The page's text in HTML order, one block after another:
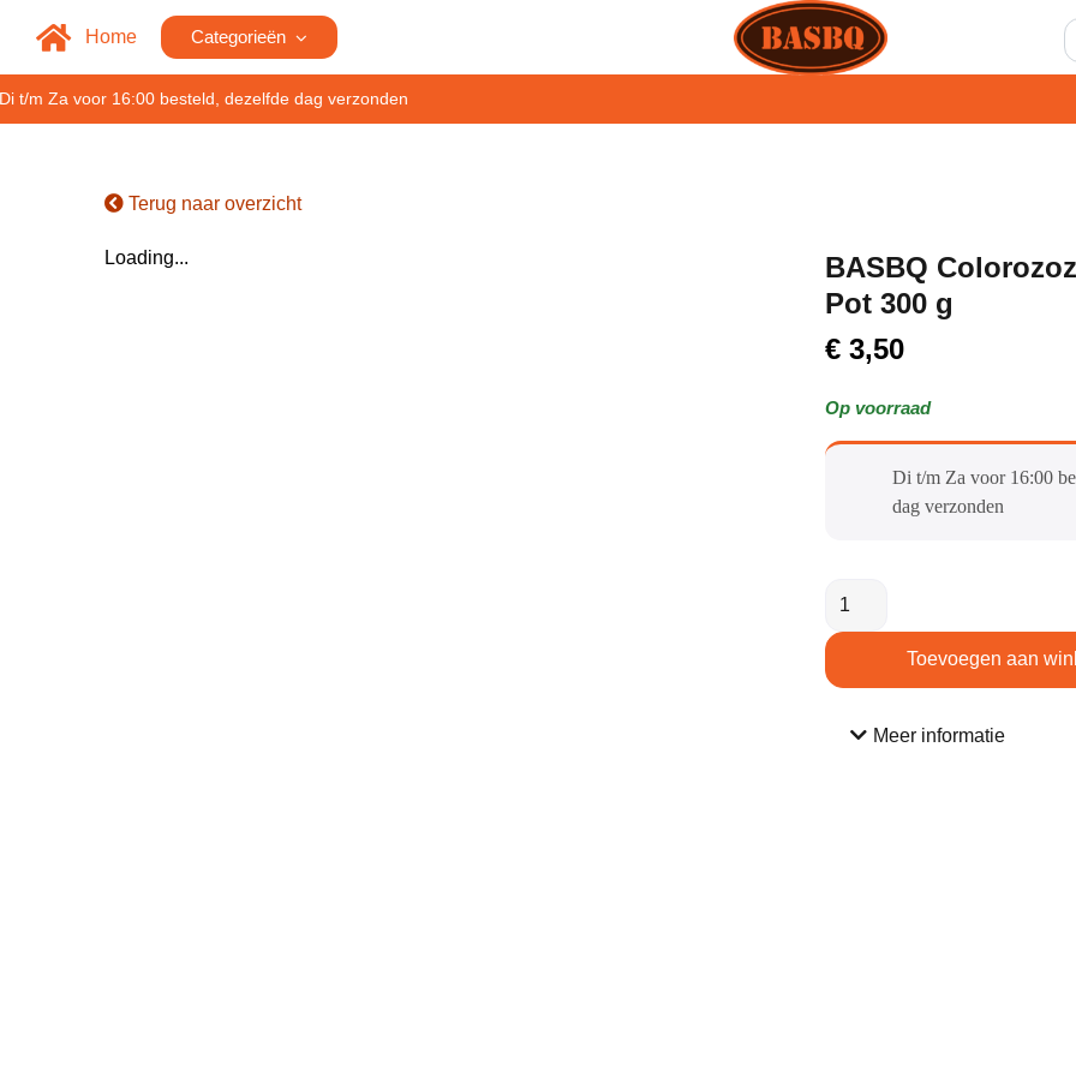
Home Categorieën
t/m Za voor 16:00 besteld, dezelfde dag verzonden
Terug naar overzicht
Loading...
BASBQ
Pot 300 g
€ 3,50
Op voorraad
Di t/m Za voor 16:00
dag verzonden​
Toevoegen aan
Meer informatie